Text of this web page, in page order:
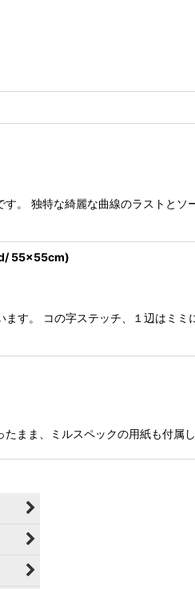
。 独特な綺麗な曲線のラストとソ
55×55cm)
す。 コの字ステッチ、１辺はミミ
たまま、ミルスペックの用紙も付属